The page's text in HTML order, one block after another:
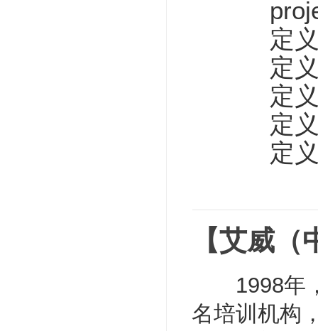
project
定义企
定义企
定义企
定义企
定义企
【艾威
1998年，
名培训机构